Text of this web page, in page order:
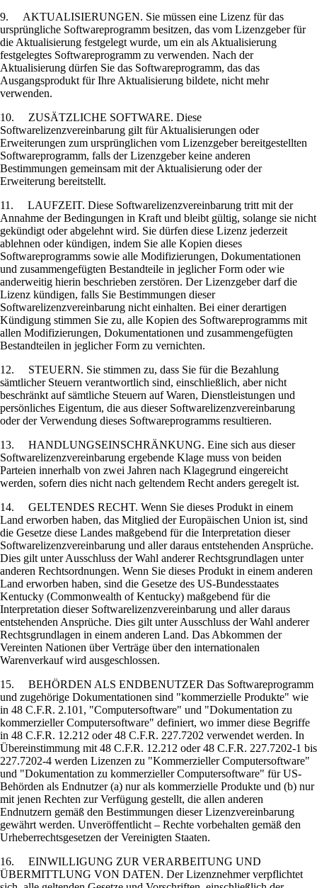
9. AKTUALISIERUNGEN. Sie müssen eine Lizenz für das
ursprüngliche Softwareprogramm besitzen, das vom Lizenzgeber für
die Aktualisierung festgelegt wurde, um ein als Aktualisierung
festgelegtes Softwareprogramm zu verwenden. Nach der
Aktualisierung dürfen Sie das Softwareprogramm, das das
Ausgangsprodukt für Ihre Aktualisierung bildete, nicht mehr
verwenden.
10. ZUSÄTZLICHE SOFTWARE. Diese
Softwarelizenzvereinbarung gilt für Aktualisierungen oder
Erweiterungen zum ursprünglichen vom Lizenzgeber bereitgestellten
Softwareprogramm, falls der Lizenzgeber keine anderen
Bestimmungen gemeinsam mit der Aktualisierung oder der
Erweiterung bereitstellt.
11. LAUFZEIT. Diese Softwarelizenzvereinbarung tritt mit der
Annahme der Bedingungen in Kraft und bleibt gültig, solange sie nicht
gekündigt oder abgelehnt wird. Sie dürfen diese Lizenz jederzeit
ablehnen oder kündigen, indem Sie alle Kopien dieses
Softwareprogramms sowie alle Modifizierungen, Dokumentationen
und zusammengefügten Bestandteile in jeglicher Form oder wie
anderweitig hierin beschrieben zerstören. Der Lizenzgeber darf die
Lizenz kündigen, falls Sie Bestimmungen dieser
Softwarelizenzvereinbarung nicht einhalten. Bei einer derartigen
Kündigung stimmen Sie zu, alle Kopien des Softwareprogramms mit
allen Modifizierungen, Dokumentationen und zusammengefügten
Bestandteilen in jeglicher Form zu vernichten.
12. STEUERN. Sie stimmen zu, dass Sie für die Bezahlung
sämtlicher Steuern verantwortlich sind, einschließlich, aber nicht
beschränkt auf sämtliche Steuern auf Waren, Dienstleistungen und
persönliches Eigentum, die aus dieser Softwarelizenzvereinbarung
oder der Verwendung dieses Softwareprogramms resultieren.
13. HANDLUNGSEINSCHRÄNKUNG. Eine sich aus dieser
Softwarelizenzvereinbarung ergebende Klage muss von beiden
Parteien innerhalb von zwei Jahren nach Klagegrund eingereicht
werden, sofern dies nicht nach geltendem Recht anders geregelt ist.
14. GELTENDES RECHT. Wenn Sie dieses Produkt in einem
Land erworben haben, das Mitglied der Europäischen Union ist, sind
die Gesetze diese Landes maßgebend für die Interpretation dieser
Softwarelizenzvereinbarung und aller daraus entstehenden Ansprüche.
Dies gilt unter Ausschluss der Wahl anderer Rechtsgrundlagen unter
anderen Rechtsordnungen. Wenn Sie dieses Produkt in einem anderen
Land erworben haben, sind die Gesetze des US-Bundesstaates
Kentucky (Commonwealth of Kentucky) maßgebend für die
Interpretation dieser Softwarelizenzvereinbarung und aller daraus
entstehenden Ansprüche. Dies gilt unter Ausschluss der Wahl anderer
Rechtsgrundlagen in einem anderen Land. Das Abkommen der
Vereinten Nationen über Verträge über den internationalen
Warenverkauf wird ausgeschlossen.
15. BEHÖRDEN ALS ENDBENUTZER Das Softwareprogramm
und zugehörige Dokumentationen sind "kommerzielle Produkte" wie
in 48 C.F.R. 2.101, "Computersoftware" und "Dokumentation zu
kommerzieller Computersoftware" definiert, wo immer diese Begriffe
in 48 C.F.R. 12.212 oder 48 C.F.R. 227.7202 verwendet werden. In
Übereinstimmung mit 48 C.F.R. 12.212 oder 48 C.F.R. 227.7202-1 bis
227.7202-4 werden Lizenzen zu "Kommerzieller Computersoftware"
und "Dokumentation zu kommerzieller Computersoftware" für US-
Behörden als Endnutzer (a) nur als kommerzielle Produkte und (b) nur
mit jenen Rechten zur Verfügung gestellt, die allen anderen
Endnutzern gemäß den Bestimmungen dieser Lizenzvereinbarung
gewährt werden. Unveröffentlicht – Rechte vorbehalten gemäß den
Urheberrechtsgesetzen der Vereinigten Staaten.
16. EINWILLIGUNG ZUR VERARBEITUNG UND
ÜBERMITTLUNG VON DATEN. Der Lizenznehmer verpflichtet